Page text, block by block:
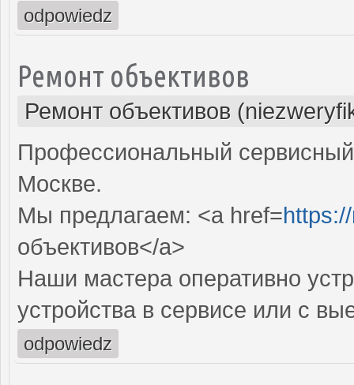
odpowiedz
Ремонт объективов
Ремонт объективов
Профессиональный
Москве.
Мы предлагаем: <a href=
объективов</a>
Наши мастера оперативно
устройства в сервисе или с
odpowiedz